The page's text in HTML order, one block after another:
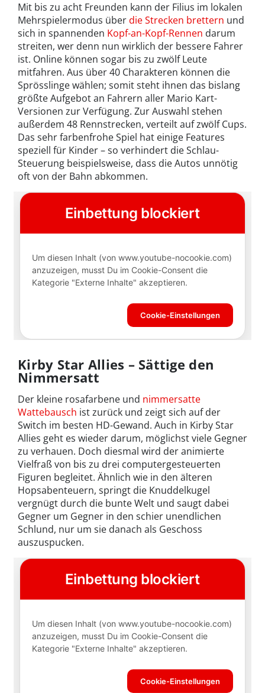
Mit bis zu acht Freunden kann der Filius im lokalen
Mehrspielermodus überdie Strecken brettern und
sich in spannenden Kopf-an-Kopf-Rennen darum
streiten, wer denn nun wirklich der bessere Fahrer
ist. Online können sogar bis zu zwölf Leute
mitfahren. Aus über 40 Charakteren können die
Sprösslinge wählen; somit steht ihnen das bislang
größte Aufgebot an Fahrern aller Mario Kart-
Versionen zur Verfügung. Zur Auswahl stehen
außerdem 48 Rennstrecken, verteilt auf zwölf Cups.
Das sehr farbenfrohe Spiel hat einige Features
speziell für Kinder – so verhindert die Schlau-
Steuerung beispielsweise, dass die Autos unnötig
oft von der Bahn abkommen.
Kirby Star Allies – Sättige den
Nimmersatt
Der kleine rosafarbene und nimmersatte
Wattebausch ist zurück und zeigt sich auf der
Switch im besten HD-Gewand. Auch in Kirby Star
Allies geht es wieder darum, möglichst viele Gegner
zu verhauen. Doch diesmal wird der animierte
Vielfraß von bis zu drei computergesteuerten
Figuren begleitet. Ähnlich wie in den älteren
Hopsabenteuern, springt die Knuddelkugel
vergnügt durch die bunte Welt und saugt dabei
Gegner um Gegner in den schier unendlichen
Schlund, nur um sie danach als Geschoss
auszuspucken.